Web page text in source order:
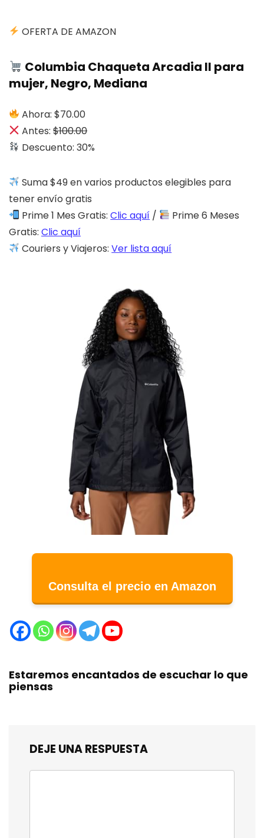
OFERTA DE AMAZON
Columbia Chaqueta Arcadia II para
mujer, Negro, Mediana
Ahora: $70.00
Antes:$100.00
Descuento: 30%
Suma $49 en varios productos elegibles para
tener envío gratis
Prime 1 Mes Gratis:Clic aquí /
Prime 6 Meses
Gratis: Clic aquí
Couriers y Viajeros:Ver lista aquí
Consulta el precio en Amazon
Estaremos encantados de escuchar lo que
piensas
DEJE UNA RESPUESTA